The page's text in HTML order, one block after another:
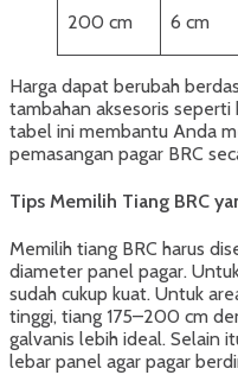
200 cm 6 cm
Harga dapat berubah
tambahan aksesoris
tabel ini membantu Anda
pemasangan pagar BRC
Tips Memilih Tiang BRC
Memilih tiang BRC harus
diameter panel pagar.
sudah cukup kuat. Untuk
tinggi, tiang 175–200 cm
galvanis lebih ideal. Selain
lebar panel agar pagar